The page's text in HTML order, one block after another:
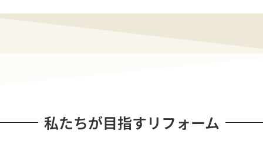
私たちが目指すリフォーム